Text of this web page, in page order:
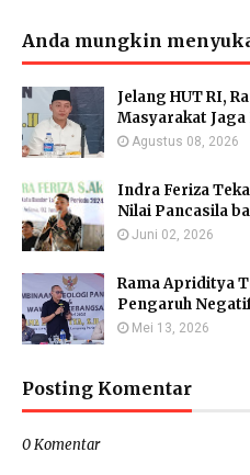
Anda mungkin
Jelang HUT RI,
Masyarakat
Agustus 08, 2026
Indra Feriza
Nilai Pancasila
Juni 02, 2026
Rama Apriditya
Pengaruh
Mei 13, 2026
Posting Komentar
0 Komentar